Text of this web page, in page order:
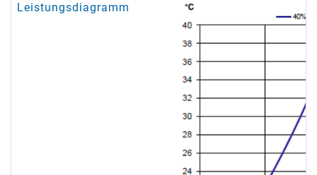
Leistungsdiagramm